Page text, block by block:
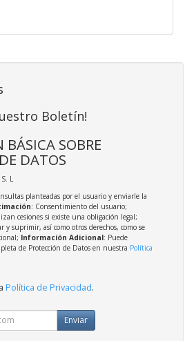
Boletín!
SOBRE
DATOS
L
planteadas por el usuario y enviarle la
: Consentimiento del usuario;
cesiones si existe una obligación legal;
y suprimir, así como otros derechos, como se
Información Adicional: Puede
de Protección de Datos en nuestra Política
Política de Privacidad.
Enviar